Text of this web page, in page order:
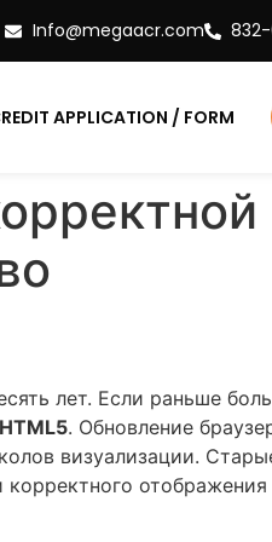
Info@megaacr.com
APPLICATION / FORM
лет. Если раньше
HTML5. Обновление
визуализации.